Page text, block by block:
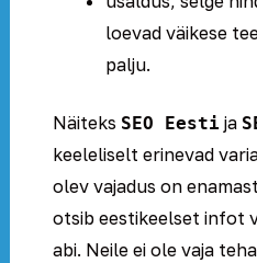
loevad väikese
palju.
Näiteks SEO Eestija
keeleliselt erinevad
olev vajadus on
otsib eestikeelset infot
abi. Neile ei ole vaja